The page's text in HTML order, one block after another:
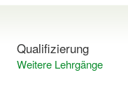
Qualifizierung
Weitere Lehrgänge